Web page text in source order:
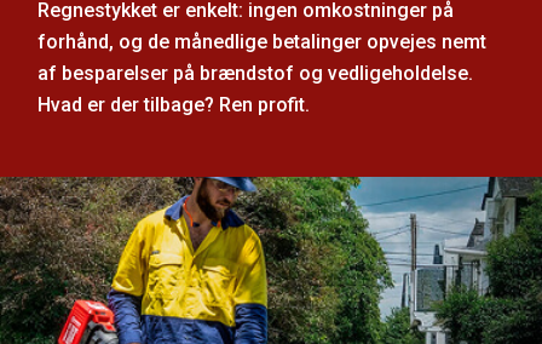
Regnestykket er enkelt: ingen omkostninger på
forhånd, og de månedlige betalinger opvejes nemt
af besparelser på brændstof og vedligeholdelse.
Hvad er der tilbage? Ren profit.